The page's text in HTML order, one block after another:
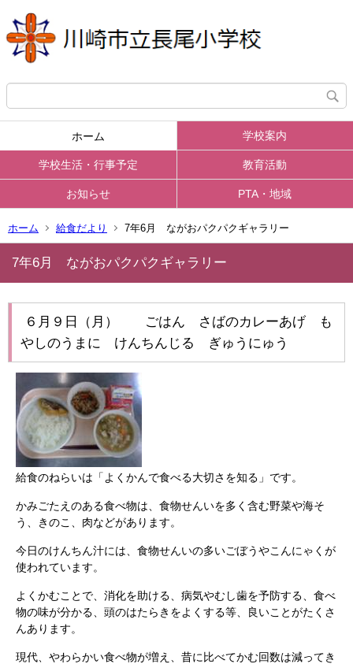
ホーム 学校案内
学校生活・行事予定 教育活動
お知らせ PTA・地域
ホーム 給食だより 7年6月 ながおパクパクギャラリー
7年6月 ながおパクパクギャラリー
６月９日（月） ごはん さばのカレーあげ も
やしのうまに けんちんじる ぎゅうにゅう
給食のねらいは「よくかんで食べる大切さを知る」です。
かみごたえのある食べ物は、食物せんいを多く含む野菜や海そ
う、きのこ、肉などがあります。
今日のけんちん汁には、食物せんいの多いごぼうやこんにゃくが
使われています。
よくかむことで、消化を助ける、病気やむし歯を予防する、食べ
物の味が分かる、頭のはたらきをよくする等、良いことがたくさ
んあります。
現代、やわらかい食べ物が増え、昔に比べてかむ回数は減ってき